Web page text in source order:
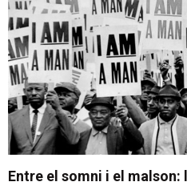
Entre el somni i el